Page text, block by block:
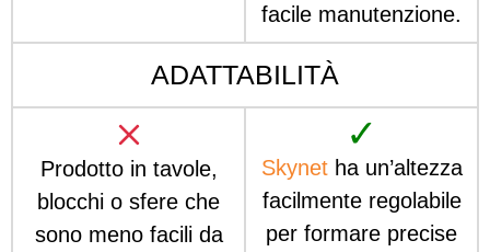
facile manutenzione.
ADATTABILITÀ
Prodotto in tavole,
blocchi o sfere che
sono meno facili da
✓
Skynetha un’altezza
facilmente regolabile
per formare precise